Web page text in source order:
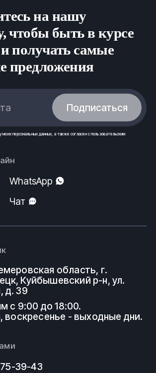
на нашу
чтобы быть в курсе
получать самые
предложения
Подписаться
моих персональных данных , а также согласен спользовательским
WhatsApp
Чат
область, г.
Куйбышевский р-н, ул.
д. 39
с 9:00 до 18:00.
воскресенье - выходные дни.
39-43